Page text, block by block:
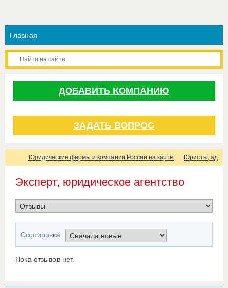
ДОБАВИТЬ КОМПАНИЮ
ЗАДАТЬ ВОПРОС
Юридические фирмы и компании России на карте Юристы,
Эксперт, юридическое агентство
Сортировка
Пока отзывов нет.